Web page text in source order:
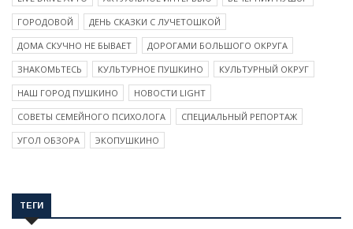
ГОРОДОВОЙ
ДЕНЬ СКАЗКИ С ЛУЧЕТОШКОЙ
ДОМА СКУЧНО НЕ БЫВАЕТ
ДОРОГАМИ БОЛЬШОГО ОКРУГА
ЗНАКОМЬТЕСЬ
КУЛЬТУРНОЕ ПУШКИНО
КУЛЬТУРНЫЙ ОКРУГ
НАШ ГОРОД ПУШКИНО
НОВОСТИ LIGHT
СОВЕТЫ СЕМЕЙНОГО ПСИХОЛОГА
СПЕЦИАЛЬНЫЙ РЕПОРТАЖ
УГОЛ ОБЗОРА
ЭКОПУШКИНО
ТЕГИ